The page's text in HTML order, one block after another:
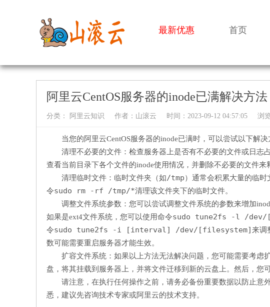
最新优惠 首页
阿里云CentOS服务器的inode已满解决方法
分类： 阿里云知识 作者： 山滚云 时间：2023-09-12 04:57:05 浏
当您的阿里云CentOS服务器的inode已满时，可以尝试以下解决
清理不必要的文件：检查服务器上是否有不必要的文件或日志
查看当前目录下各个文件的inode使用情况，并删除不必要的文件来
清理临时文件：临时文件夹（如/tmp）通常会积累大量的临
令sudo rm -rf /tmp/*清理该文件夹下的临时文件。
调整文件系统参数：您可以尝试调整文件系统的参数来增加
如果是ext4文件系统，您可以使用命令sudo tune2fs -l /dev/
令sudo tune2fs -i [interval] /dev/[filesystem]来调
数可能需要重启服务器才能生效。
扩容文件系统：如果以上方法无法解决问题，您可能需要考虑
盘，将其挂载到服务器上，并将文件迁移到新的云盘上。然后，您
请注意，在执行任何操作之前，请务必备份重要数据以防止意
悉，建议先咨询技术专家或阿里云的技术支持。